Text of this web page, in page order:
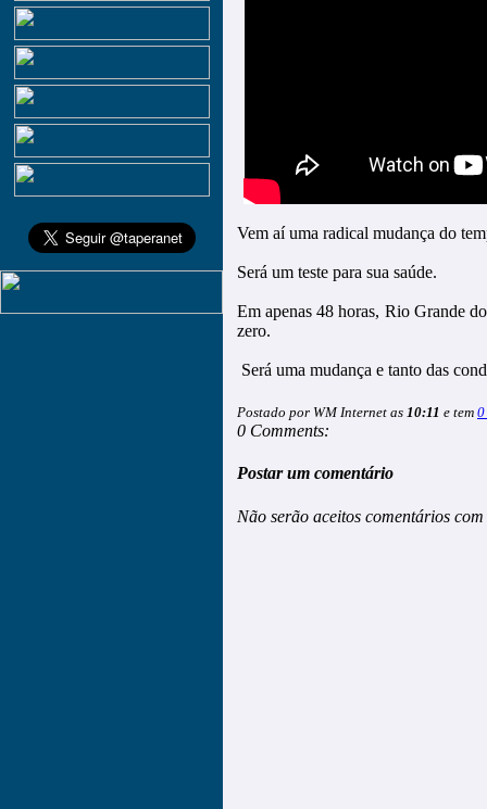
Vem aí uma radical mudança do
Será um teste para sua saúde.
Em apenas 48 horas, Rio Grande
zero.
Será uma mudança e tanto das
Postado por WM Internet as 10:11 e tem 0
0 Comments:
Postar um comentário
Não serão aceitos comentários